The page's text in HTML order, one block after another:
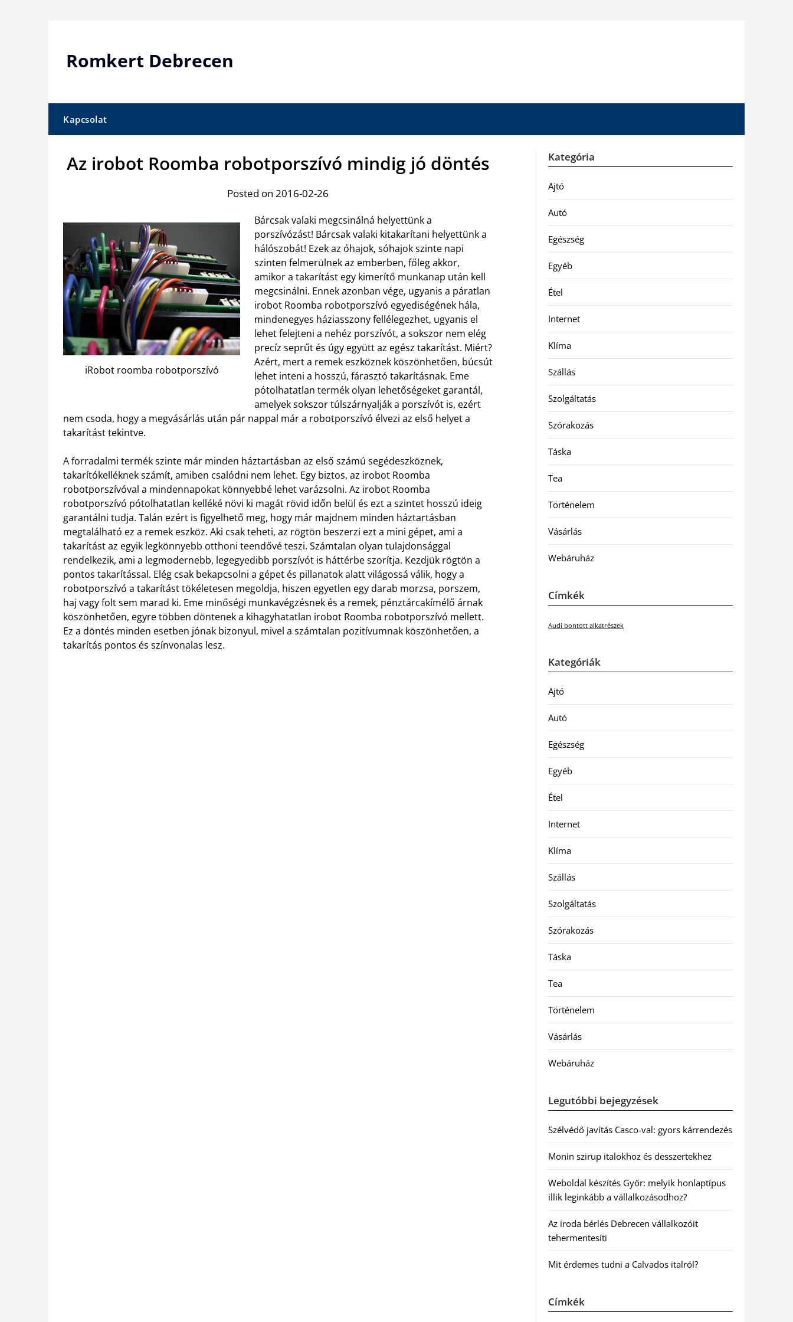
Romkert Debrecen
Kapcsolat
Az irobot Roomba robotporszívó mindig jó döntés
Posted on 2016-02-26
iRobot roomba robotporszívó
Bárcsak valaki megcsinálná helyettünk a
porszívózást! Bárcsak valaki kitakarítani helyettünk a
hálószobát! Ezek az óhajok, sóhajok szinte napi
szinten felmerülnek az emberben, főleg akkor,
amikor a takarítást egy kimerítő munkanap után kell
megcsinálni. Ennek azonban vége, ugyanis a páratlan
irobot Roomba robotporszívó egyediségének hála,
mindenegyes háziasszony fellélegezhet, ugyanis el
lehet felejteni a nehéz porszívót, a sokszor nem elég
precíz seprűt és úgy együtt az egész takarítást. Miért?
Azért, mert a remek eszköznek köszönhetően, búcsút
lehet inteni a hosszú, fárasztó takarításnak. Eme
pótolhatatlan termék olyan lehetőségeket garantál,
amelyek sokszor túlszárnyalják a porszívót is, ezért
nem csoda, hogy a megvásárlás után pár nappal már a robotporszívó élvezi az első helyet a
takarítást tekintve.
A forradalmi termék szinte már minden háztartásban az első számú segédeszköznek,
takarítókelléknek számít, amiben csalódni nem lehet. Egy biztos, az irobot Roomba
robotporszívóval a mindennapokat könnyebbé lehet varázsolni. Az irobot Roomba
robotporszívó pótolhatatlan kelléké növi ki magát rövid időn belül és ezt a szintet hosszú ideig
garantálni tudja. Talán ezért is figyelhető meg, hogy már majdnem minden háztartásban
megtalálható ez a remek eszköz. Aki csak teheti, az rögtön beszerzi ezt a mini gépet, ami a
takarítást az egyik legkönnyebb otthoni teendővé teszi. Számtalan olyan tulajdonsággal
rendelkezik, ami a legmodernebb, legegyedibb porszívót is háttérbe szorítja. Kezdjük rögtön a
pontos takarítással. Elég csak bekapcsolni a gépet és pillanatok alatt világossá válik, hogy a
robotporszívó a takarítást tökéletesen megoldja, hiszen egyetlen egy darab morzsa, porszem,
haj vagy folt sem marad ki. Eme minőségi munkavégzésnek és a remek, pénztárcakímélő árnak
köszönhetően, egyre többen döntenek a kihagyhatatlan irobot Roomba robotporszívó mellett.
Ez a döntés minden esetben jónak bizonyul, mivel a számtalan pozitívumnak köszönhetően, a
takarítás pontos és színvonalas lesz.
Kategória
Ajtó
Autó
Egészség
Egyéb
Étel
Internet
Klíma
Szállás
Szolgáltatás
Szórakozás
Táska
Tea
Történelem
Vásárlás
Webáruház
Címkék
Audi bontott alkatrészek
Kategóriák
Ajtó
Autó
Egészség
Egyéb
Étel
Internet
Klíma
Szállás
Szolgáltatás
Szórakozás
Táska
Tea
Történelem
Vásárlás
Webáruház
Legutóbbi bejegyzések
Szélvédő javítás Casco-val: gyors kárrendezés
Monin szirup italokhoz és desszertekhez
Weboldal készítés Győr: melyik honlaptípus
illik leginkább a vállalkozásodhoz?
Az iroda bérlés Debrecen vállalkozóit
tehermentesíti
Mit érdemes tudni a Calvados italról?
Címkék